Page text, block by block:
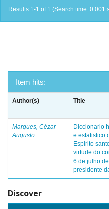
Results 1-1 of 1 (Search time: 0.001
Item hits:
Author(s) Title
Marques, Cézar
Augusto
Diccionario
e estatistico
Espirito
virtude do
6 de julho
presidente
Discover